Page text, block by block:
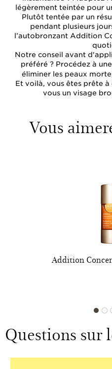
légèrement teintée pour
Plutôt tentée par un
pendant plusieurs
l’autobronzant Addition
Notre conseil avant
préféré ? Procédez à une
éliminer les peaux
Et voilà, vous êtes prête
vous un visage
Vous
Addition
Questions sur